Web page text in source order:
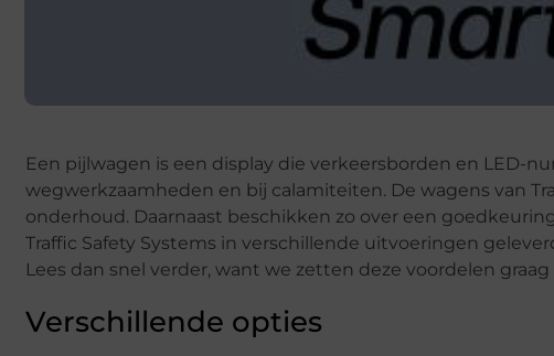
Een pijlwagen is een display die verkeersborden en LED-
wegwerkzaamheden en bij calamiteiten. De wagens van
onderhoud. Daarnaast beschikken zo over een
Traffic Safety Systems in verschillende uitvoeringen
Lees dan snel verder, want we zetten deze voordelen
Verschillende opties